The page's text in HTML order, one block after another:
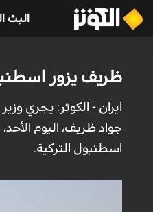
البث
ظريف يزور
ايران - الكوثر: يجري
جواد ظريف، اليوم الأحد،
اسطنبول التركية.